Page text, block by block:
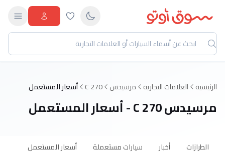
الرئيسية العلامات التجارية مرسيدس C 270 أسعار المستعمل
مرسيدس C 270 - أسعار المستعمل
الطرازات أخبار سيارات مستعملة أسعار المستعمل